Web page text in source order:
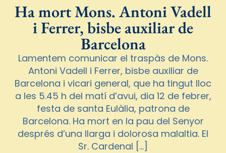
Ha mort Mons. Antoni Vadell
i Ferrer, bisbe auxiliar de
Barcelona
Lamentem comunicar el traspàs de Mons.
Antoni Vadell i Ferrer, bisbe auxiliar de
Barcelona i vicari general, que ha tingut lloc
a les 5.45 h del matí d’avui, dia 12 de febrer,
festa de santa Eulàlia, patrona de
Barcelona. Ha mort en la pau del Senyor
després d’una llarga i dolorosa malaltia. El
Sr. Cardenal […]